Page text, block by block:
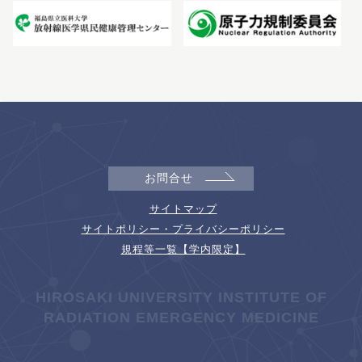
お問合せ
サイトマップ
サイトポリシー・プライバシーポリシー
規程等一覧【学内限定】
HIROSAKI UNIVERSITY INSTITUTE OF
RADIATION EMERGENCY MEDICINE